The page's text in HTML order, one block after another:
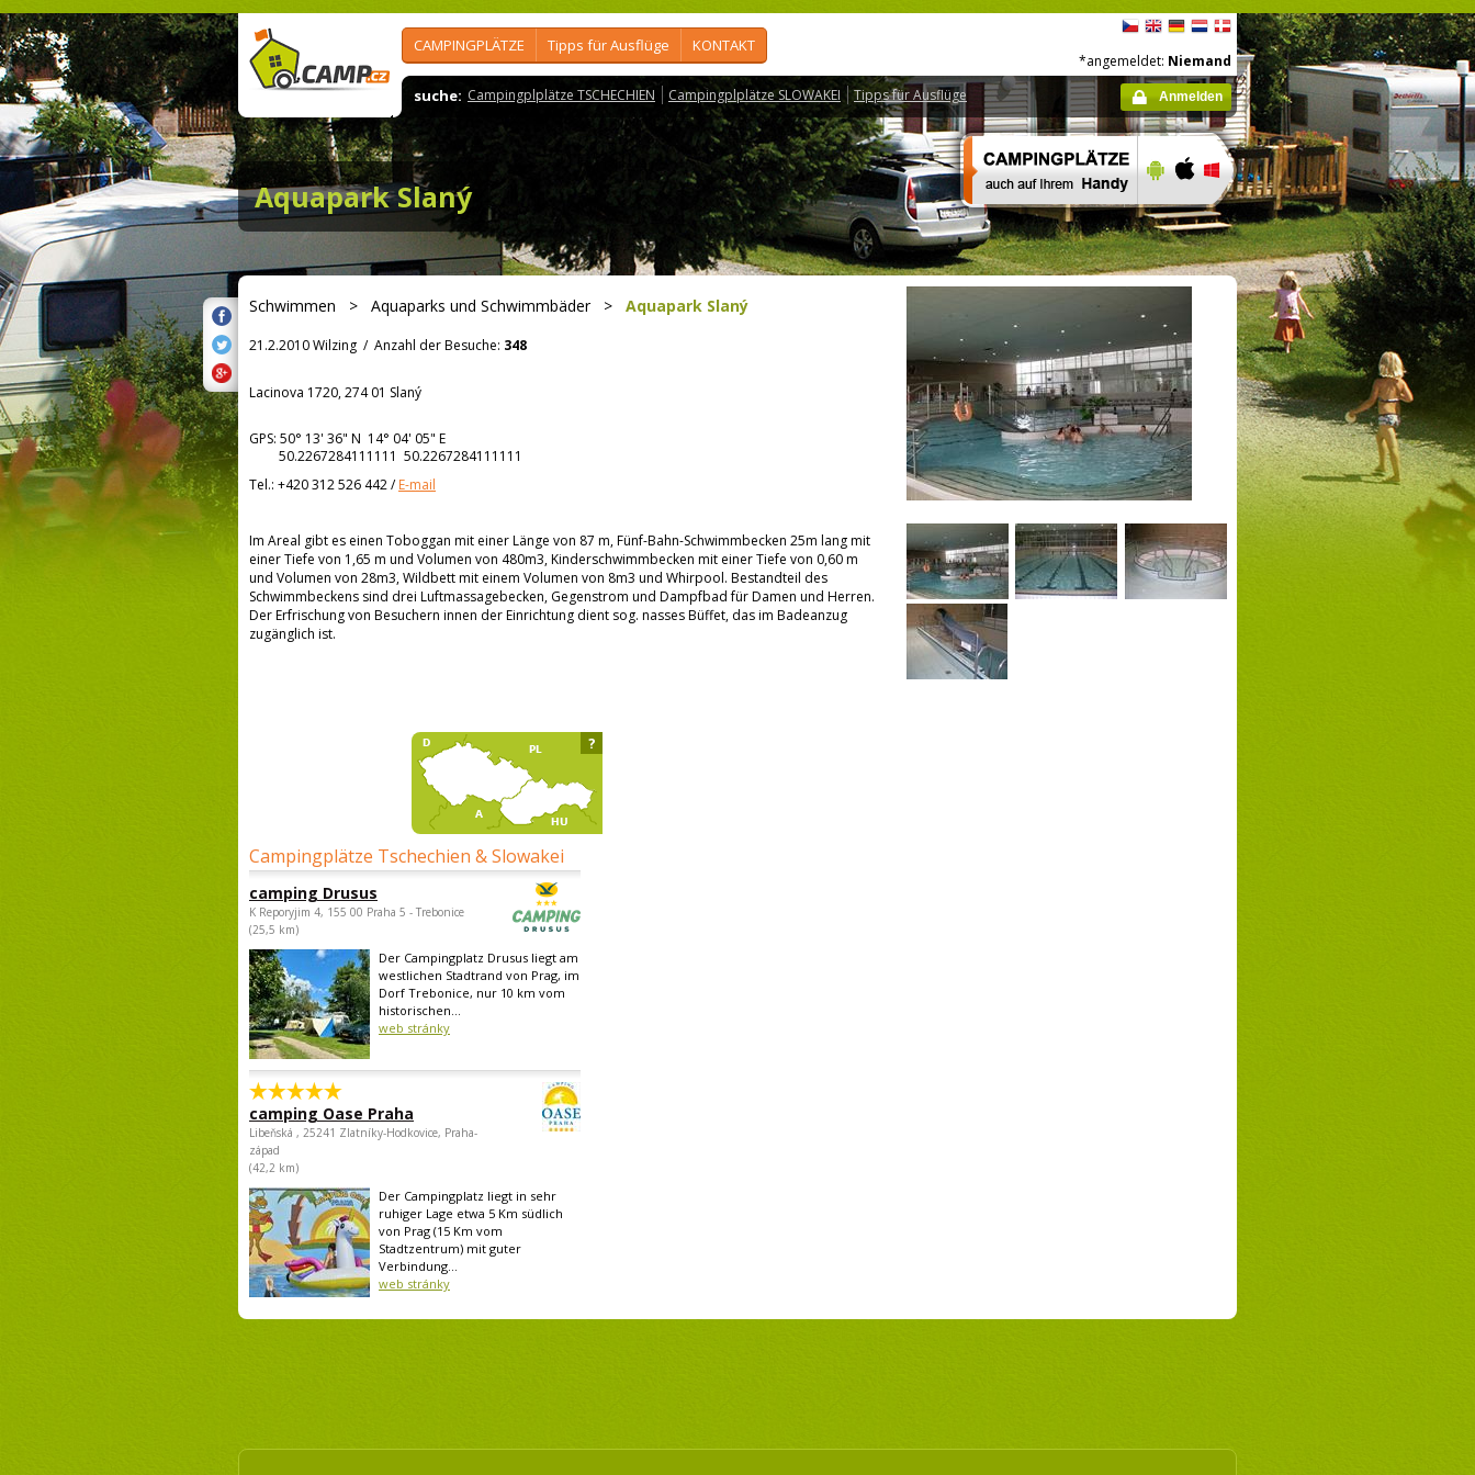
CAMPINGPLÄTZE Tipps für Ausflüge KONTAKT
suche: Campingplplätze TSCHECHIEN Campingplplätze SLOWAKEI Tipps für Ausflüge
*angemeldet: Niemand
Anmelden
Aquapark Slaný
Schwimmen > Aquaparks und Schwimmbäder> Aquapark Slaný
21.2.2010 Wilzing / Anzahl der Besuche: 348
Lacinova 1720, 274 01 Slaný
GPS: 50° 13' 36" N 14° 04' 05" E
50.2267284111111 50.2267284111111
Tel.: +420 312 526 442/E-mail
Im Areal gibt es einen Toboggan mit einer Länge von 87 m, Fünf-Bahn-Schwimmbecken 25m lang mit
einer Tiefe von 1,65 m und Volumen von 480m3, Kinderschwimmbecken mit einer Tiefe von 0,60 m
und Volumen von 28m3, Wildbett mit einem Volumen von 8m3 und Whirpool. Bestandteil des
Schwimmbeckens sind drei Luftmassagebecken, Gegenstrom und Dampfbad für Damen und Herren.
Der Erfrischung von Besuchern innen der Einrichtung dient sog. nasses Büffet, das im Badeanzug
zugänglich ist.
Campingplätze Tschechien & Slowakei
camping Drusus
K Reporyjim 4, 155 00 Praha 5 - Trebonice
(25,5 km)
Der Campingplatz Drusus liegt am
westlichen Stadtrand von Prag, im
Dorf Trebonice, nur 10 km vom
historischen...
web stránky
camping Oase Praha
Libeňská , 25241 Zlatníky-Hodkovice, Praha-
západ
(42,2 km)
Der Campingplatz liegt in sehr
ruhiger Lage etwa 5 Km südlich
von Prag (15 Km vom
Stadtzentrum) mit guter
Verbindung...
web stránky
?